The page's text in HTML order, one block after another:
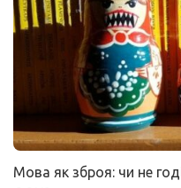
Мова як зброя: чи не